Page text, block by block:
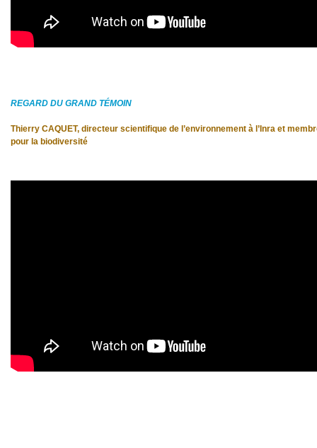
REGARD DU GRAND TÉMOIN
Thierry CAQUET, directeur scientifique de l’environnement à l’Inra et
pour la biodiversité